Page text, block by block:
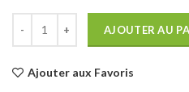
AJOUTER AU
Ajouter aux Favoris